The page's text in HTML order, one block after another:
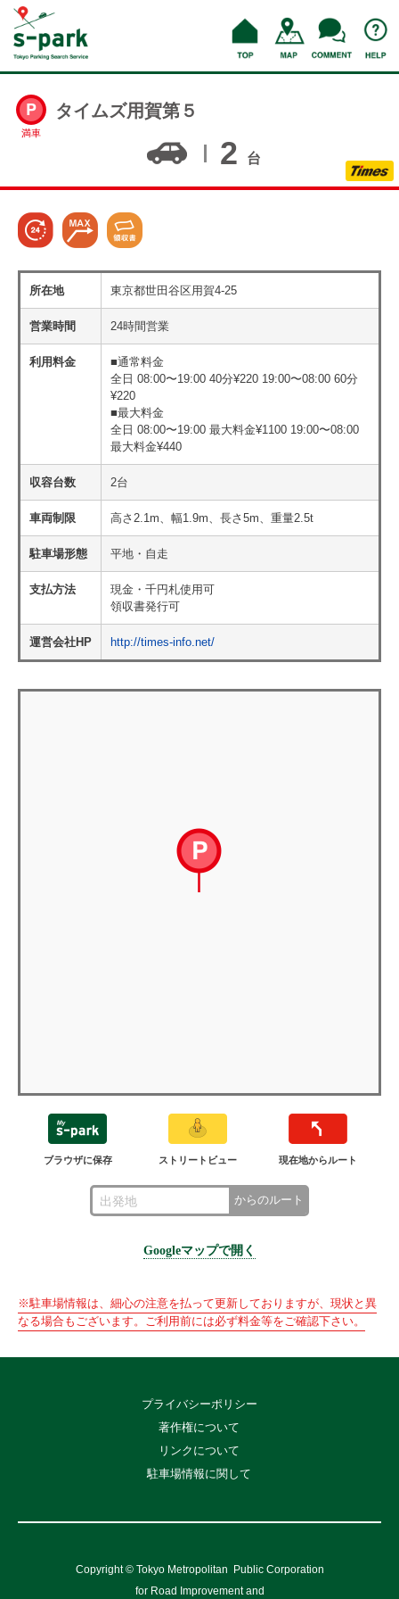
満車
タイムズ用賀第５
2 台
所在地 東京都世田谷区用賀4-25
営業時間 24時間営業
利用料金
■通常料金
全日 08:00〜19:00 40分¥220 19:00〜08:00 60分
¥220
■最大料金
全日 08:00〜19:00 最大料金¥1100 19:00〜08:00
最大料金¥440
収容台数 2台
車両制限 高さ2.1m、幅1.9m、長さ5m、重量2.5t
駐車場形態 平地・自走
支払方法
現金・千円札使用可
領収書発行可
運営会社HP http://times-info.net/
ブラウザに保存 ストリートビュー 現在地からルート
からのルート
Googleマップで開く
※駐車場情報は、細心の注意を払って更新しておりますが、現状と異
なる場合もございます。ご利用前には必ず料金等をご確認下さい。
プライバシーポリシー
著作権について
リンクについて
駐車場情報に関して
Copyright © Tokyo Metropolitan
Public Corporation
for Road Improvement and